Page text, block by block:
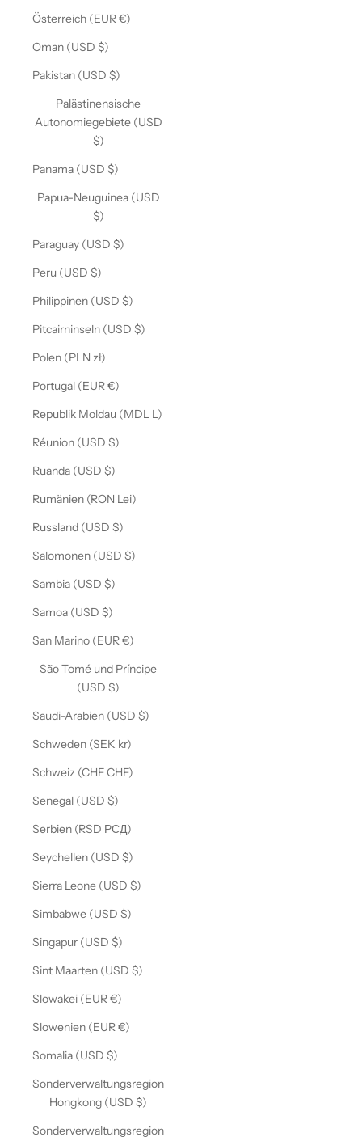
Österreich (EUR €)
Oman (USD $)
Pakistan (USD $)
Palästinensische
Autonomiegebiete (USD
$)
Panama (USD $)
Papua-Neuguinea (USD
$)
Paraguay (USD $)
Peru (USD $)
Philippinen (USD $)
Pitcairninseln (USD $)
Polen (PLN zł)
Portugal (EUR €)
Republik Moldau (MDL L)
Réunion (USD $)
Ruanda (USD $)
Rumänien (RON Lei)
Russland (USD $)
Salomonen (USD $)
Sambia (USD $)
Samoa (USD $)
San Marino (EUR €)
São Tomé und Príncipe
(USD $)
Saudi-Arabien (USD $)
Schweden (SEK kr)
Schweiz (CHF CHF)
Senegal (USD $)
Serbien (RSD РСД)
Seychellen (USD $)
Sierra Leone (USD $)
Simbabwe (USD $)
Singapur (USD $)
Sint Maarten (USD $)
Slowakei (EUR €)
Slowenien (EUR €)
Somalia (USD $)
Sonderverwaltungsregion
Hongkong (USD $)
Sonderverwaltungsregion